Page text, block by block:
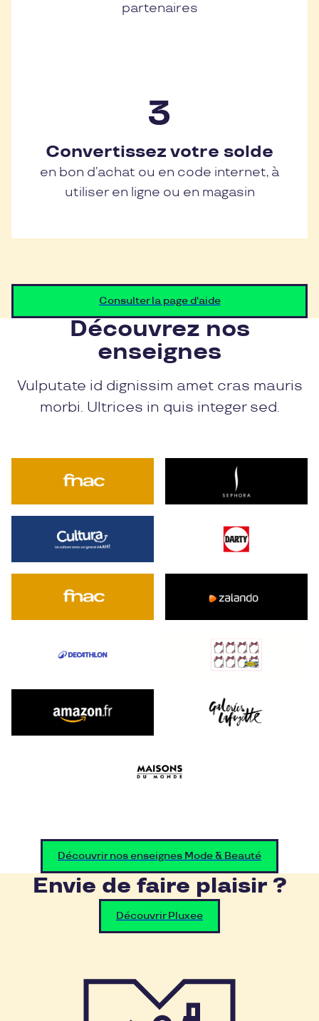
partenaires
Convertissez votre solde
en bon d’achat ou en code internet, à
utiliser en ligne ou en magasin
Consulter la page d'aide
Découvrez nos
enseignes
Vulputate id dignissim amet cras mauris
morbi. Ultrices in quis integer sed.
Découvrir nos enseignes Mode & Beauté
Envie de faire plaisir ?
Découvrir Pluxee